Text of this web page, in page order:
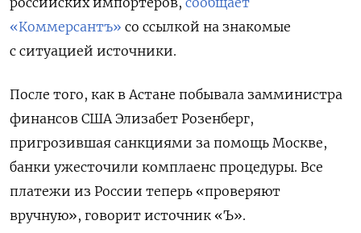
«Коммерсантъ» со ссылкой на знакомые
с ситуацией источники.
После того, как в Астане побывала замминистра
финансов США Элизабет Розенберг,
пригрозившая санкциями за помощь Москве,
банки ужесточили комплаенс процедуры. Все
платежи из России теперь «проверяют
вручную», говорит источник «Ъ».